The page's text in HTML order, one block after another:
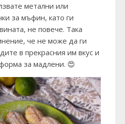
метални или
за мъфин, като ги
не повече. Така
че не може да ги
в прекрасния им вкус и
за мадлени. 😍